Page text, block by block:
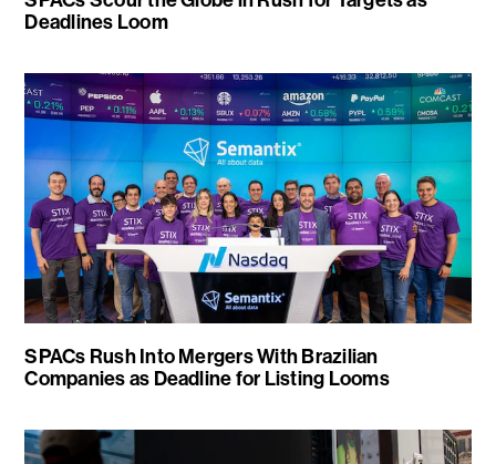
Deadlines Loom
SPACs Rush Into Mergers With Brazilian
Companies as Deadline for Listing Looms